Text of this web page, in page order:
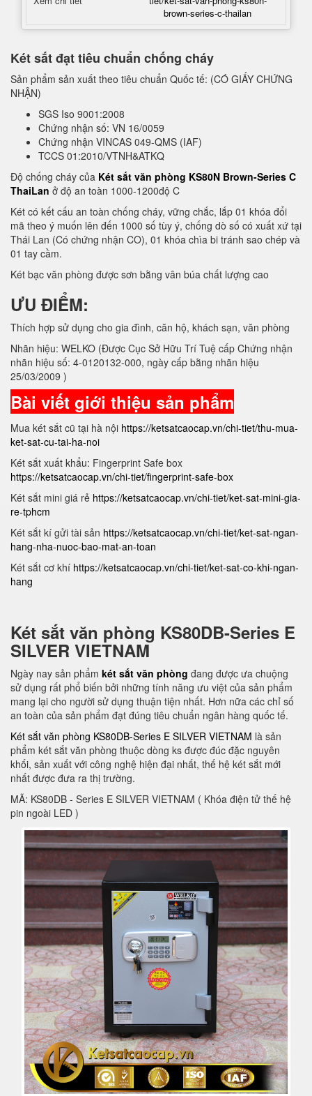
brown-series-c-thailan
Két sắt đạt tiêu chuẩn chống cháy
Sản phẩm sản xuất theo tiêu chuẩn Quốc tế: (CÓ GIẤY CHỨNG
NHẬN)
SGS Iso 9001:2008
Chứng nhận số: VN 16/0059
Chứng nhận VINCAS 049-QMS (IAF)
TCCS 01:2010/VTNH&ATKQ
Độ chống cháy của Két sắt văn phòng KS80N Brown-Series C
ThaiLan ở độ an toàn 1000-1200độ C
Két có kết cấu an toàn chống cháy, vững chắc, lắp 01 khóa đổi
mã theo ý muốn lên đến 1000 số tùy ý, chống dò số có xuất xứ tại
Thái Lan (Có chứng nhận CO), 01 khóa chìa bi tránh sao chép và
01 tay cầm.
Két bạc văn phòng được sơn bằng vân búa chất lượng cao
ƯU ĐIỂM:
Thích hợp sử dụng cho gia đình, căn hộ, khách sạn, văn phòng
Nhãn hiệu: WELKO (Được Cục Sở Hữu Trí Tuệ cấp Chứng nhận
nhãn hiệu số: 4-0120132-000, ngày cấp bằng nhãn hiệu
25/03/2009 )
Bài viết giới thiệu sản phẩm
Mua két sắt cũ tại hà nội https://ketsatcaocap.vn/chi-tiet/thu-mua-
ket-sat-cu-tai-ha-noi
Két sắt xuất khẩu: Fingerprint Safe box
https://ketsatcaocap.vn/chi-tiet/fingerprint-safe-box
Két sắt mini giá rẻ https://ketsatcaocap.vn/chi-tiet/ket-sat-mini-gia-
re-tphcm
Két sắt kí gửi tài sản https://ketsatcaocap.vn/chi-tiet/ket-sat-ngan-
hang-nha-nuoc-bao-mat-an-toan
Két sắt cơ khí https://ketsatcaocap.vn/chi-tiet/ket-sat-co-khi-ngan-
hang
Két sắt văn phòng KS80DB-Series E
SILVER VIETNAM
Ngày nay sản phẩm két sắt văn phòng đang được ưa chuộng
sử dụng rất phổ biến bởi những tính năng ưu việt của sản phẩm
mang lại cho người sử dụng thuận tiện nhất. Hơn nữa các chỉ số
an toàn của sản phẩm đạt đúng tiêu chuẩn ngân hàng quốc tế.
Két sắt văn phòng KS80DB-Series E SILVER VIETNAM là sản
phẩm két sắt văn phòng thuộc dòng ks được đúc đặc nguyên
khối, sản xuất với công nghệ hiện đại nhất, thế hệ két sắt mới
nhất được đưa ra thị trường.
MÃ: KS80DB - Series E SILVER VIETNAM ( Khóa điện tử thế hệ
pin ngoài LED )